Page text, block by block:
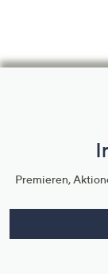
Premieren,